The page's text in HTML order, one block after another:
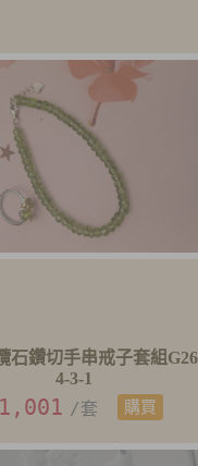
石鑽切手串戒子套組
4-3-1
/套 購買